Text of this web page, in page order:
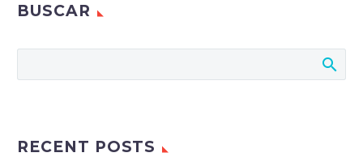
BUSCAR
RECENT POSTS